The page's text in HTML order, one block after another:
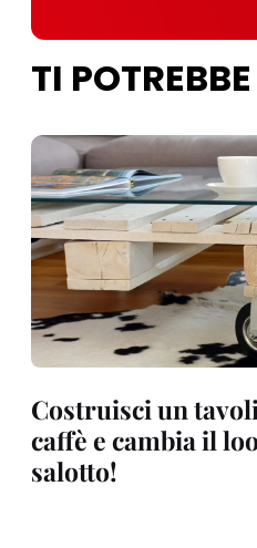
TI
Costruisci un
caffè e cambia il
salotto!